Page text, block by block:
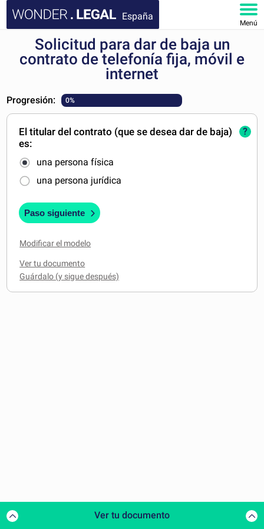
España
Menú
INICIO
FAQ
MI CUENTA
Solicitud para dar de baja un
contrato de telefonía fija, móvil e
internet
Progresión: 0%
El titular del contrato (que se desea dar de baja)
es:
una persona física
una persona jurídica
?
Paso siguiente
Modificar el modelo
Ver tu documento
Ver tu documento